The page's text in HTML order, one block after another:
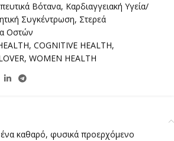
Βότανα, Καρδιαγγειακή Υγεία/
Συγκέντρωση, Στερεά
Οστών
, COGNITIVE HEALTH,
, WOMEN HEALTH
ένα καθαρό, φυσικά προερχόμενο